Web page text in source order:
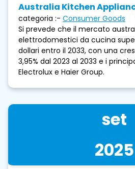
Australia Kitchen
categoria :- Consumer Goods
Si prevede che il mercato
elettrodomestici da cucina
dollari entro il 2033, con una
3,95% dal 2023 al 2033 e i
Electrolux e Haier Group.
set
2025